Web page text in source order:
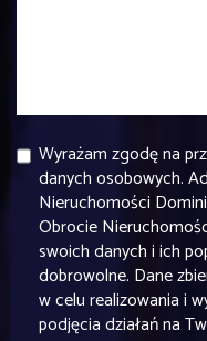
Wyrażam zgodę na
danych osobowych.
Nieruchomości
Obrocie
swoich danych i ich
dobrowolne. Dane
w celu realizowania i
podjęcia działań na